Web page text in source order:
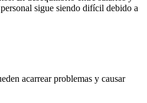
sigue siendo difícil debido a
acarrear problemas y causar